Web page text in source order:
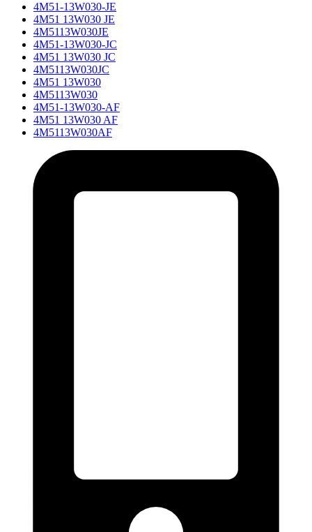
4M51-13W030-JE
4M51 13W030 JE
4M5113W030JE
4M51-13W030-JC
4M51 13W030 JC
4M5113W030JC
4M51 13W030
4M5113W030
4M51-13W030-AF
4M51 13W030 AF
4M5113W030AF